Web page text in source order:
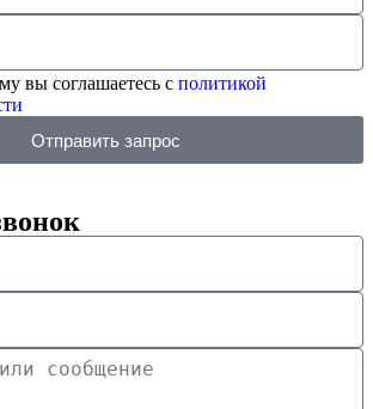
вы соглашаетесь с политикой
Отправить запрос